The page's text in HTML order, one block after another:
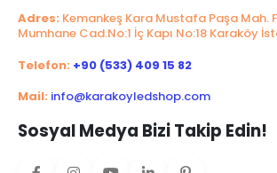
Adres: Kemankeş Kara Mustafa Paşa Mah.
Mumhane Cad.No:1 İç Kapı No:18 Karaköy
Telefon: +90 (533) 409 15 82
Mail: info@karakoyledshop.com
Sosyal Medya Bizi Takip Edin!